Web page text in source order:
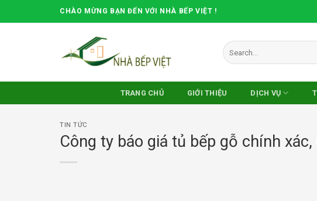
to
CHÀO MỪNG BẠN ĐẾN VỚI NHÀ BẾP VIỆT !
Search
for:
TRANG CHỦ GIỚI THIỆU DỊCH VỤ
TIN TỨC
Công ty báo giá tủ bếp gỗ chính